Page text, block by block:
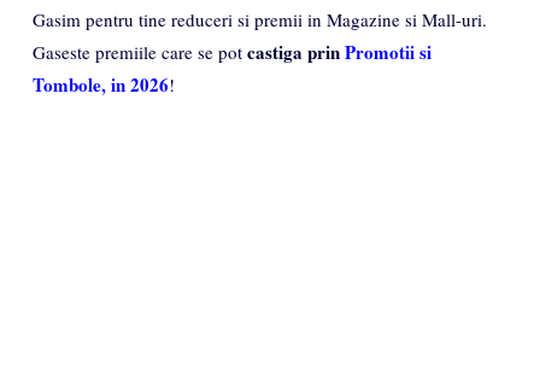
Gasim pentru tine reduceri si premii in Magazine si Mall-uri.
Gaseste premiile care se pot castiga prinPromotii si
Tombole, in 2026!